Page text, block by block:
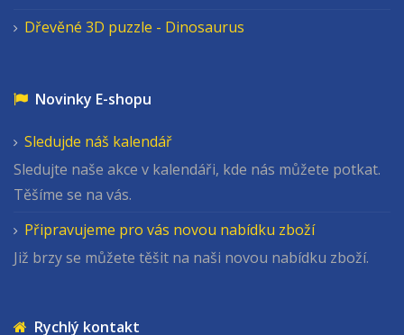
Dřevěné 3D puzzle - Dinosaurus
Novinky E-shopu
Sledujde náš kalendář
Sledujte naše akce v kalendáři, kde nás můžete potkat.
Těšíme se na vás.
Připravujeme pro vás novou nabídku zboží
Již brzy se můžete těšit na naši novou nabídku zboží.
Rychlý kontakt